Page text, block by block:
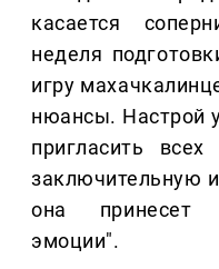
касается
неделя
игру
нюансы. Настрой
пригласить
заключительную
она принесет
эмоции".